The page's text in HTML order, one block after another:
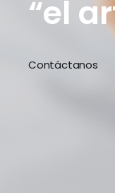
“el
Contáctanos